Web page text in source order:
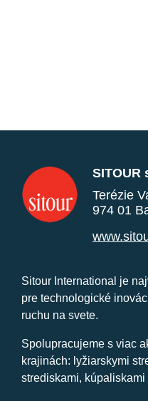
SITOUR
Terézie
974 01
Sitour International je
pre technologické
ruchu na svete.
Spolupracujeme s viac
krajinách: lyžiarskymi
strediskami,